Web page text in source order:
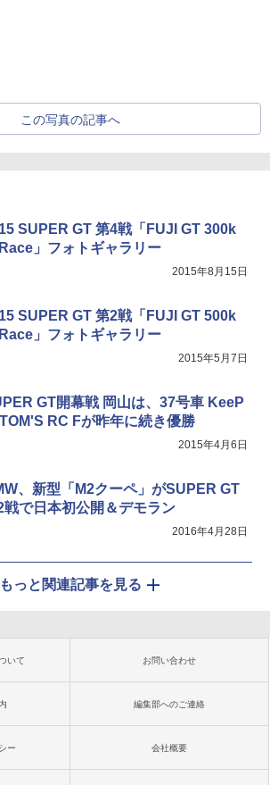
この写真の記事へ
SUPER GT 第4戦「FUJI GT 300k
」フォトギャラリー
2015年8月15日
SUPER GT 第2戦「FUJI GT 500k
」フォトギャラリー
2015年5月7日
GT開幕戦 岡山は、37号車 KeeP
RC Fが昨年に続き優勝
2015年4月6日
、新型「M2クーペ」がSUPER GT
戦で日本初公開＆デモラン
2016年4月28日
もっと関連記事を見る
いて お問い合わせ
編集部へのご連絡
ー 会社概要